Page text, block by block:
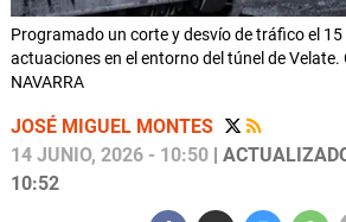
Programado un corte y desvío de tráfico el
actuaciones en el entorno del túnel de Velate.
NAVARRA
JOSÉ MIGUEL MONTES
14 JUNIO, 2026 - 10:50 |
10:52